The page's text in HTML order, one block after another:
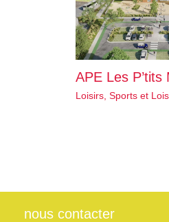
APE Les P’tits
Loisirs, Sports et
nous contacter